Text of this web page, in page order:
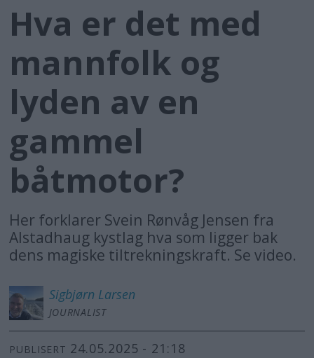
Hva er det med
mannfolk og
lyden av en
gammel
båtmotor?
Her forklarer Svein Rønvåg Jensen fra
Alstadhaug kystlag hva som ligger bak
dens magiske tiltrekningskraft. Se video.
Sigbjørn Larsen
JOURNALIST
PUBLISERT 24.05.2025 - 21:18